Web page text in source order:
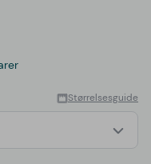
Størrelsesguide